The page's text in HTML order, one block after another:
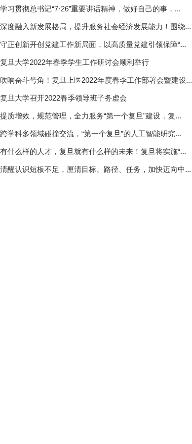
学习贯彻总书记“7·26”重要讲话精神，做好自己的事，...
深度融入新发展格局，提升服务社会经济发展能力！围绕...
守正创新开创党建工作新局面，以高质量党建引领保障“...
复旦大学2022年春季学生工作研讨会顺利举行
吹响奋斗号角！复旦上医2022年度春季工作部署会暨建设...
复旦大学召开2022春季领导班子务虚会
提质增效，规范管理，全力服务“第一个复旦”建设，复...
跨学科多领域碰撞交流，“第一个复旦”的人工智能研究...
有什么样的人才，复旦就有什么样的未来！复旦将实施“...
清醒认识短板不足，厘清目标、路径、任务，加快迈向中...